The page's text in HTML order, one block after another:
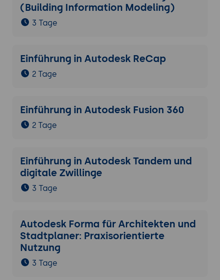
PCB-Design in Autodesk Fusion 360
zu prüfen und sicherzustellen, dass die
integriert wird.
Fehlerbehebung bei
Platzierungsproblemen:
diese im Layout behebt.
Prüfung der Bauteilhöhe und
endgültige Gehäuse passen, insbesondere
bei begrenztem Platz.
(Building Information Modeling)
3 Tage
Einführung in Autodesk ReCap
2 Tage
Einführung in Autodesk Fusion 360
2 Tage
Einführung in Autodesk Tandem und
digitale Zwillinge
3 Tage
Autodesk Forma für Architekten und
Stadtplaner: Praxisorientierte
Nutzung
3 Tage